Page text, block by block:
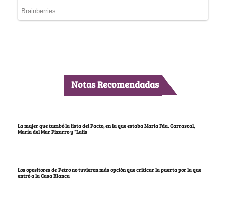
Notas Recomendadas
La mujer que tumbó la lista del Pacto, en la que estaba María Fda. Carrascal,
María del Mar Pizarro y “Lalis
Los opositores de Petro no tuvieron más opción que criticar la puerta por la que
entró a la Casa Blanca